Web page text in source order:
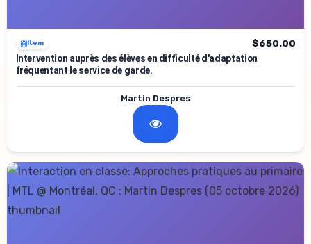
Item
$650.00
Intervention auprès des élèves en difficulté d'adaptation
fréquentant le service de garde.
Martin Despres